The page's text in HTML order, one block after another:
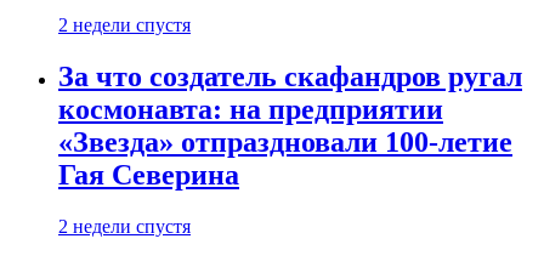
2 недели спустя
За что создатель скафандров ругал
космонавта: на предприятии
«Звезда» отпраздновали 100-летие
Гая Северина
2 недели спустя